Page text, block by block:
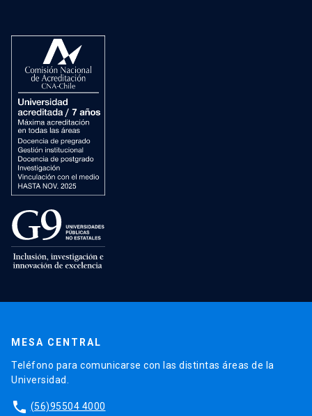
MESA CENTRAL
Teléfono para comunicarse con las distintas áreas de la
Universidad.
phone (56)95504 4000